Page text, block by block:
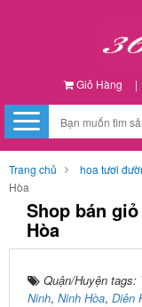
Giỏ Hàng |
Trang chủ hoa tươi
Hòa
Shop bán
Hòa
Quận/Huyện tags:
Ninh, Ninh Hòa, Diên